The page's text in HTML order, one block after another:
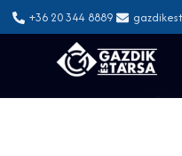
+36 20 344 8889